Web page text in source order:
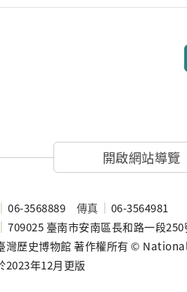
開啟網站導覽
06-3568889 傳真
06-3564981
709025 臺南市安南區長和路一段250
灣歷史博物館 著作權所有 ©
2023年12月更版